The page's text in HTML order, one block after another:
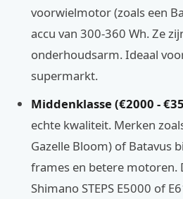
voorwielmotor (zoals een
accu van 300-360 Wh. Ze
onderhoudsarm. Ideaal
supermarkt.
Middenklasse (€2000 -
echte kwaliteit. Merken
Gazelle Bloom) of Batavus
frames en betere motoren.
Shimano STEPS E5000 of